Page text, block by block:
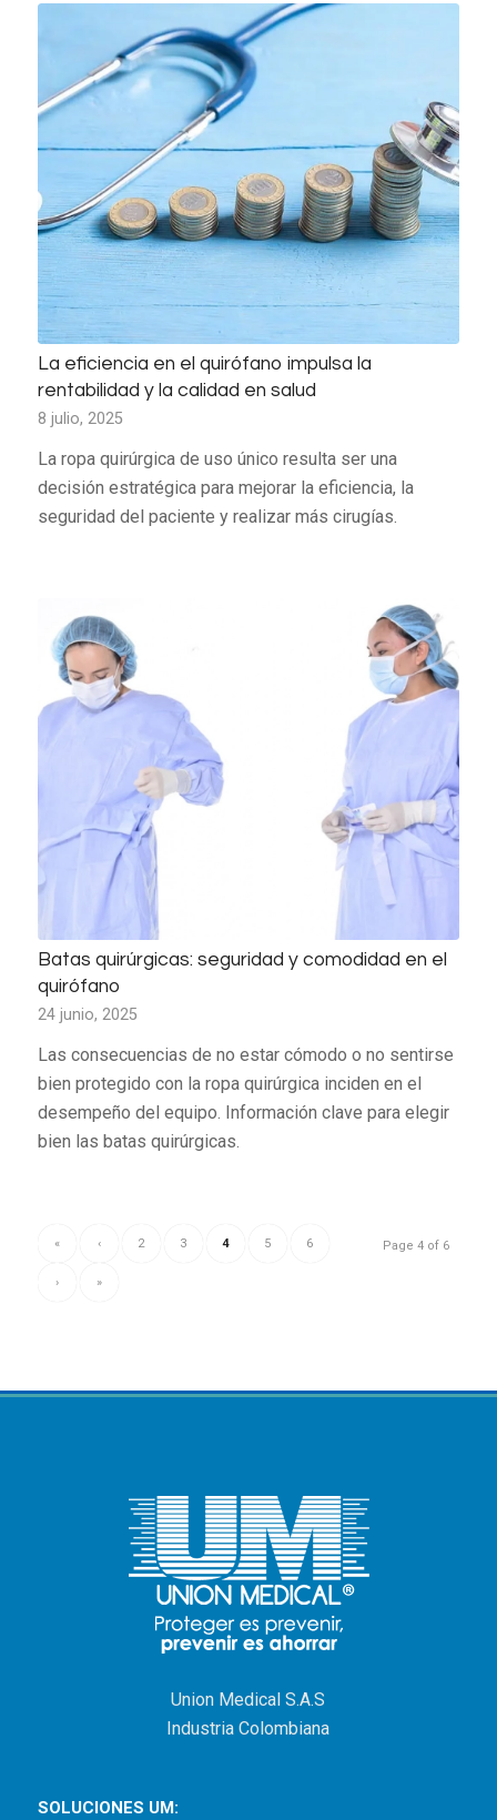
La eficiencia en el quirófano impulsa la
rentabilidad y la calidad en salud
8 julio, 2025
La ropa quirúrgica de uso único resulta ser una
decisión estratégica para mejorar la eficiencia, la
seguridad del paciente y realizar más cirugías.
Batas quirúrgicas: seguridad y comodidad en el
quirófano
24 junio, 2025
Las consecuencias de no estar cómodo o no sentirse
bien protegido con la ropa quirúrgica inciden en el
desempeño del equipo. Información clave para elegir
bien las batas quirúrgicas.
Page 4 of 6
« ‹ 2 3 4 5 6
› »
Union Medical S.A.S
Industria Colombiana
SOLUCIONES UM: